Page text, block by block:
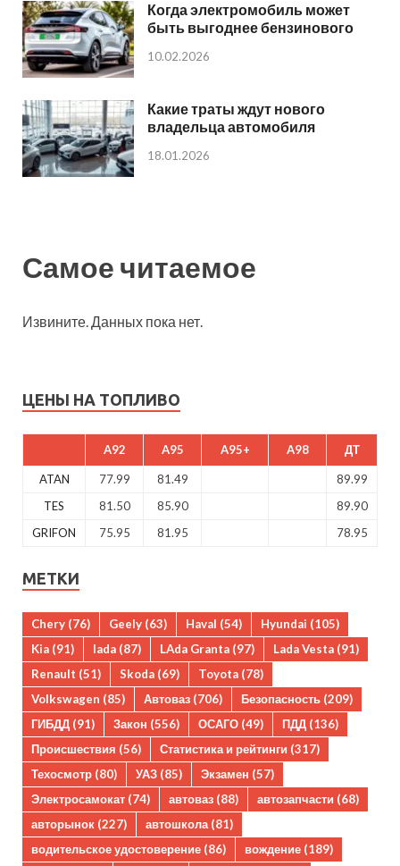
Когда электромобиль может
быть выгоднее бензинового
10.02.2026
Какие траты ждут нового
владельца автомобиля
18.01.2026
Самое читаемое
Извините. Данных пока нет.
ЦЕНЫ НА ТОПЛИВО
A92 A95 A95+ A98 ДТ
ATAN 77.99 81.49
89.99
TES
81.50 85.90
89.90
GRIFON
75.95 81.95 78.95
МЕТКИ
Chery (76) Geely (63) Haval (54) Hyundai (105)
Kia (91) lada (87) LAda Granta (97) Lada Vesta (91)
Renault (51) Skoda (69) Toyota (78)
Volkswagen (85) Автоваз (706) Безопасность (209)
ГИБДД (91) Закон (556) ОСАГО (49) ПДД (136)
Происшествия (56) Статистика и рейтинги (317)
Техосмотр (80) УАЗ (85) Экзамен (57)
Электросамокат (74) автоваз (88) автозапчасти (68)
авторынок (227) автошкола(81)
водительское удостоверение (86) вождение (189)